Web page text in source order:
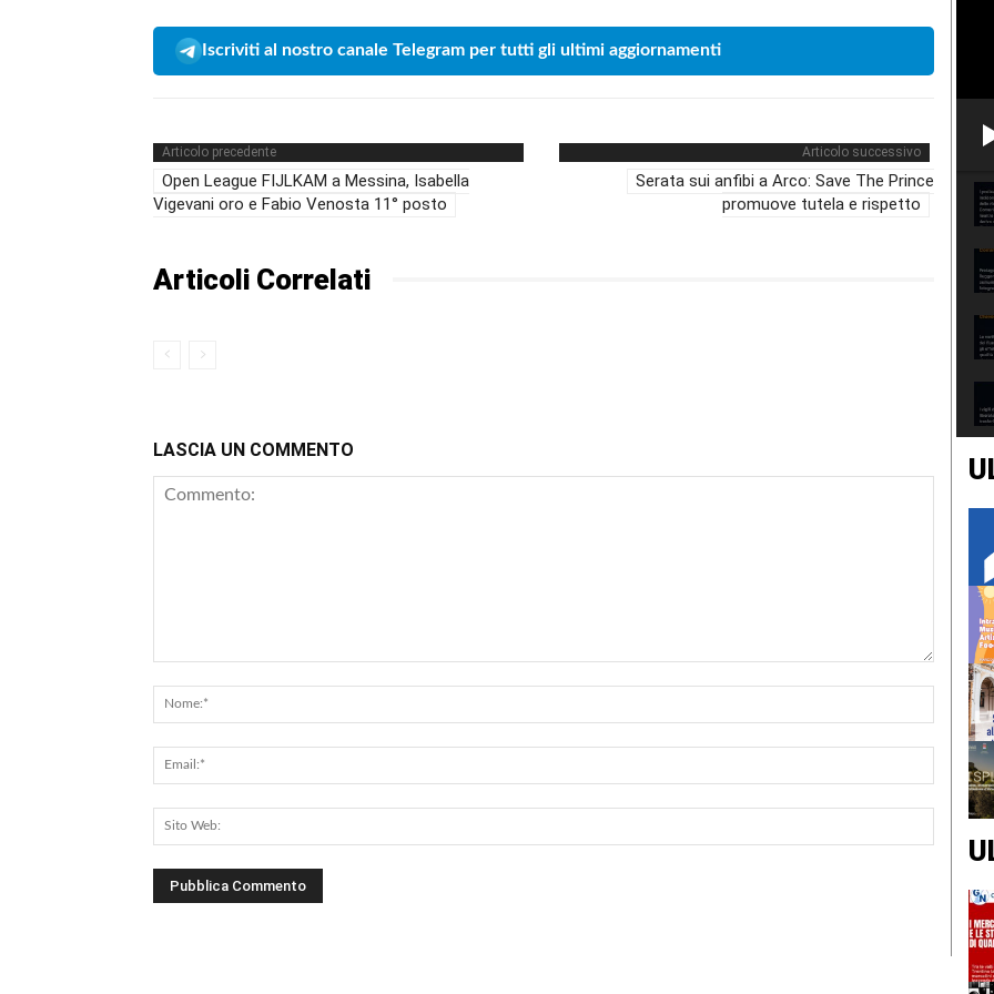
Iscriviti al nostro canale Telegram per tutti gli ultimi aggiornamenti
Articolo precedente
Open League FIJLKAM a Messina, Isabella
Vigevani oro e Fabio Venosta 11° posto
Articolo successivo
Serata sui anfibi a Arco: Save The Prince
promuove tutela e rispetto
Articoli Correlati
LASCIA UN COMMENTO
Nome:*
Email:*
Web: